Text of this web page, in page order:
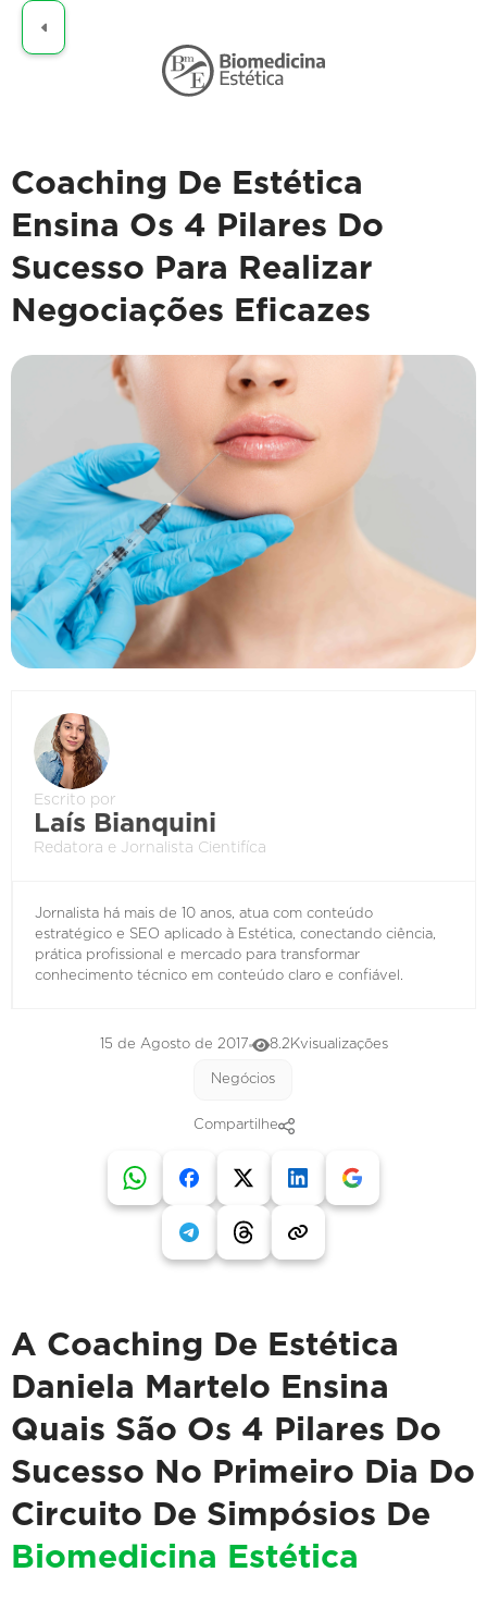
Coaching De Estética
Ensina Os 4 Pilares Do
Sucesso Para Realizar
Negociações Eficazes
Escrito por
Laís Bianquini
Redatora e Jornalista Cientifíca
Jornalista há mais de 10 anos, atua com conteúdo
estratégico e SEO aplicado à Estética, conectando ciência,
prática profissional e mercado para transformar
conhecimento técnico em conteúdo claro e confiável.
15 de Agosto de 2017 8.2Kvisualizações
Negócios
Compartilhe
A Coaching De Estética
Daniela Martelo Ensina
Quais São Os 4 Pilares Do
Sucesso No Primeiro Dia Do
Circuito De Simpósios De
Biomedicina Estética